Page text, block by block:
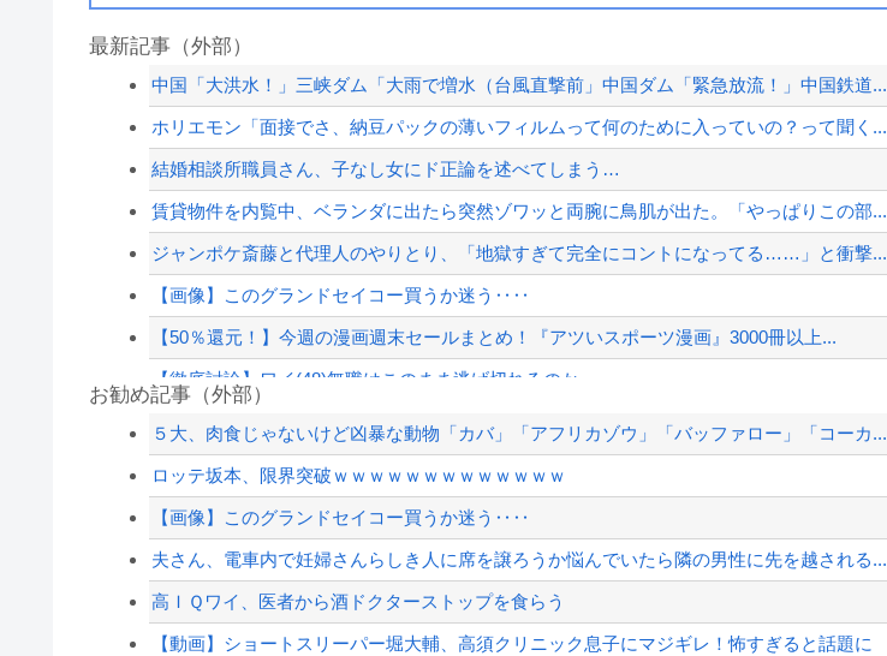
最新記事（外部）
中国「大洪水！」三峡ダム「大雨で増水（台風直撃前」中国ダム「緊急放流！」中国鉄道...
ホリエモン「面接でさ、納豆パックの薄いフィルムって何のために入っていの？って聞く...
結婚相談所職員さん、子なし女にド正論を述べてしまう…
賃貸物件を内覧中、ベランダに出たら突然ゾワッと両腕に鳥肌が出た。「やっぱりこの部...
ジャンポケ斎藤と代理人のやりとり、「地獄すぎて完全にコントになってる……」と衝撃...
【画像】このグランドセイコー買うか迷う‥‥
【50％還元！】今週の漫画週末セールまとめ！『アツいスポーツ漫画』3000冊以上...
【徹底討論】ワイ(48)無職はこのまま逃げ切れるのか
【悲報】大物ミュージシャンSUGIZOさん、『爆弾発言』キタァアアアアアーーーー...
秋田県職員さん、会見をバスローブ＆喫煙スタイルで対応してしまい大炎上ｗ
【韓国サッカー協会】外国人審判約10人に性的接待か 計1496回、約2億ウォン（...
滝沢秀明社長、熊本入り示唆「男手が必要。時間を見つけて行きたい」
【配信者】「金バエ」のSNS更新が1週間途絶え、様々な憶測が飛び交う。1週間ぶり...
【緊急速報】NYで警官が黒人男性の首を絞め、暴動第二波不可避へ
お勧め記事（外部）
５大、肉食じゃないけど凶暴な動物「カバ」「アフリカゾウ」「バッファロー」「コーカ...
ロッテ坂本、限界突破ｗｗｗｗｗｗｗｗｗｗｗｗｗ
【画像】このグランドセイコー買うか迷う‥‥
夫さん、電車内で妊婦さんらしき人に席を譲ろうか悩んでいたら隣の男性に先を越される...
高ＩＱワイ、医者から酒ドクターストップを食らう
【動画】ショートスリーパー堀大輔、高須クリニック息子にマジギレ！怖すぎると話題に